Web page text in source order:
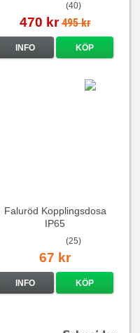
(40)
470 kr 495 kr
INFO KÖP
Faluröd Kopplingsdosa
IP65
(25)
67 kr
INFO KÖP